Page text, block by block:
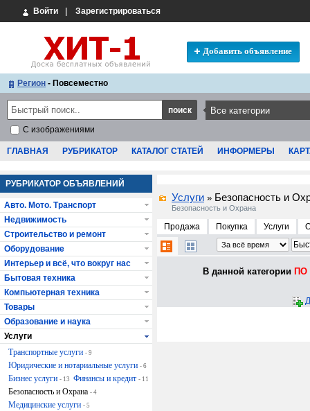
Войти Зарегистрироваться
Добавить объявление
Регион - Повсеместно
С изображениями
ГЛАВНАЯ РУБРИКАТОР КАТАЛОГ СТАТЕЙ ИНФОРМЕРЫ
Услуги » Безопасность и
Безопасность и Охрана
Продажа Покупка Услуги
В данной категории ПО
РУБРИКАТОР ОБЪЯВЛЕНИЙ
Авто. Мото. Транспорт
Недвижимость
Строительство и ремонт
Оборудование
Интерьер и всё, что вокруг нас
Бытовая техника
Компьютерная техника
Товары
Образование и наука
Услуги
Транспортные услуги - 9
Юридические и нотариальные услуги - 6
Бизнес услуги - 13 Финансы и кредит - 11
Безопасность и Охрана - 4
Медицинские услуги - 5